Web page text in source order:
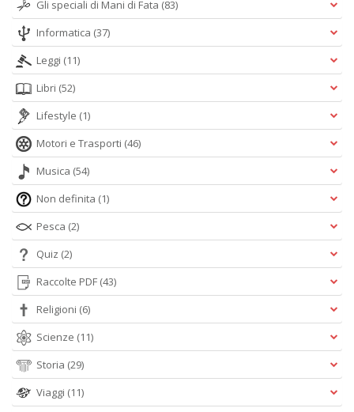
Gli speciali di Mani di Fata (83)
Informatica (37)
Leggi (11)
Libri (52)
Lifestyle (1)
Motori e Trasporti (46)
Musica (54)
Non definita (1)
Pesca (2)
Quiz (2)
Raccolte PDF (43)
Religioni (6)
Scienze (11)
Storia (29)
Viaggi (11)